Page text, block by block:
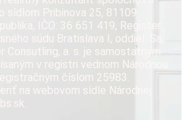
sídlom Pribinova 25, 81109
IČO: 36 651 419, Register:
súdu Bratislava I, oddiel: Sa,
Consutling, a. s. je samostatným
v registri vednom Národnou
číslom 25983.
na webovom sídle Národnej